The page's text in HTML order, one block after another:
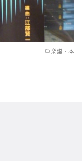
楽譜・本